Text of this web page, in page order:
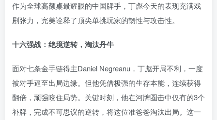
作为全球高额桌最耀眼的中国牌手，丁彪今天的表现充满戏
剧张力，完美诠释了顶尖单挑玩家的韧性与攻击性。
十六强战：绝境逆转，淘汰丹牛
面对七条金手链得主Daniel Negreanu，丁彪开局不利，一度
被对手逼至出局边缘。但他凭借极强的生存本能，连续获得
翻倍，顽强咬住局势。关键时刻，他在河牌圈击中仅有的3个
补牌，完成不可思议的逆转，将这位准爸爸淘汰出局。这一